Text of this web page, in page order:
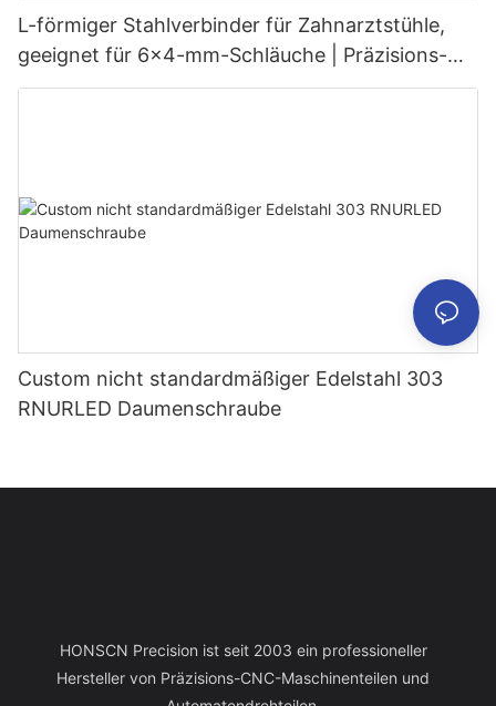
L-förmiger Stahlverbinder für Zahnarztstühle,
geeignet für 6x4-mm-Schläuche | Präzisions-
Medizinarmatur
Custom nicht standardmäßiger Edelstahl 303
RNURLED Daumenschraube
HONSCN Precision ist seit 2003 ein professioneller
Hersteller von Präzisions-CNC-Maschinenteilen und